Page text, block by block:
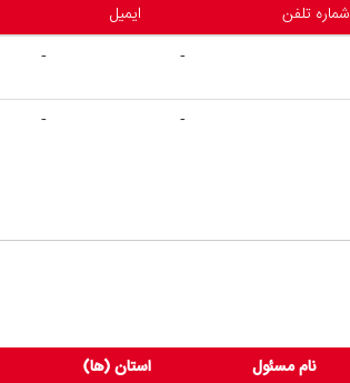
شماره تلفن ایمیل
-
-
-
-
نام مسئول استان (ها)